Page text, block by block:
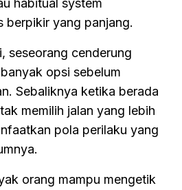
berpikir yang panjang.
seseorang cenderung
opsi sebelum
Sebaliknya ketika berada
memilih jalan yang lebih
pola perilaku yang
orang mampu mengetik